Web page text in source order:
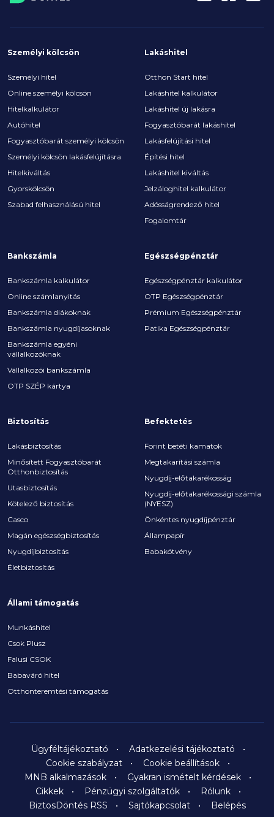
Személyi kölcsön
Személyi hitel
Online személyi kölcsön
Hitelkalkulátor
Autóhitel
Fogyasztóbarát személyi kölcsön
Személyi kölcsön lakásfelújításra
Hitelkiváltás
Gyorskölcsön
Szabad felhasználású hitel
Lakáshitel
Otthon Start hitel
Lakáshitel kalkulátor
Lakáshitel új lakásra
Fogyasztóbarát lakáshitel
Lakásfelújítási hitel
Építési hitel
Lakáshitel kiváltás
Jelzáloghitel kalkulátor
Adósságrendező hitel
Fogalomtár
Bankszámla
Bankszámla kalkulátor
Online számlanyitás
Bankszámla diákoknak
Bankszámla nyugdíjasoknak
Bankszámla egyéni
vállalkozóknak
Vállalkozói bankszámla
OTP SZÉP kártya
Egészségpénztár
Egészségpénztár kalkulátor
OTP Egészségpénztár
Prémium Egészségpénztár
Patika Egészségpénztár
Biztosítás
Lakásbiztosítás
Minősített Fogyasztóbarát
Otthonbiztosítás
Utasbiztosítás
Kötelező biztosítás
Casco
Magán egészségbiztosítás
Nyugdíjbiztosítás
Életbiztosítás
Befektetés
Forint betéti kamatok
Megtakarítási számla
Nyugdíj-előtakarékosság
Nyugdíj-előtakarékossági számla
(NYESZ)
Önkéntes nyugdíjpénztár
Állampapír
Babakötvény
Állami támogatás
Munkáshitel
Csok Plusz
Falusi CSOK
Babaváró hitel
Otthonteremtési támogatás
Ügyféltájékoztató
Adatkezelési tájékoztató
Cookie szabályzat
Cookie beállítások
MNB alkalmazások
Gyakran ismételt kérdések
Cikkek
Pénzügyi szolgáltatók
Rólunk
BiztosDöntés RSS
Sajtókapcsolat Belépés